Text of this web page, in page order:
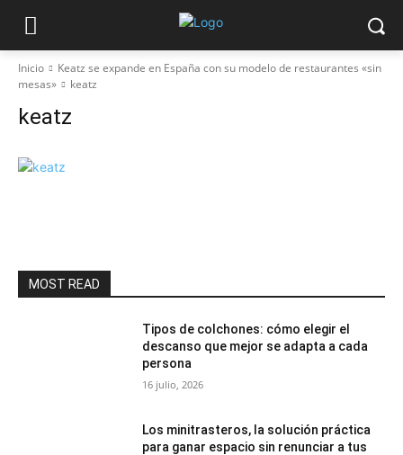
Inicio
Keatz se expande en España con su modelo de restaurantes «sin
mesas»
keatz
keatz
MOST READ
Tipos de colchones: cómo elegir el
descanso que mejor se adapta a cada
persona
16 julio, 2026
Los minitrasteros, la solución práctica
para ganar espacio sin renunciar a tus